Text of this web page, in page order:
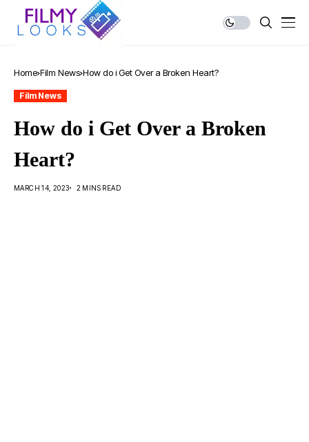
Home Film News How do i Get Over a Broken Heart?
Film News
How do i Get Over a Broken
Heart?
MARCH 14, 2023 2 MINS READ